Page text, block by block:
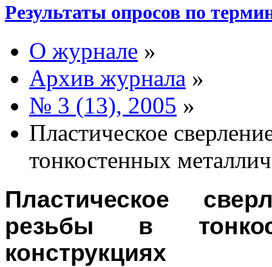
Результаты опросов по
О журнале »
Архив журнала »
№ 3 (13), 2005 »
Пластическое
тонкостенных
Пластическое
резьбы в
конструкциях